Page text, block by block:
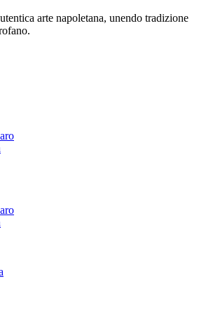
arte napoletana, unendo tradizione